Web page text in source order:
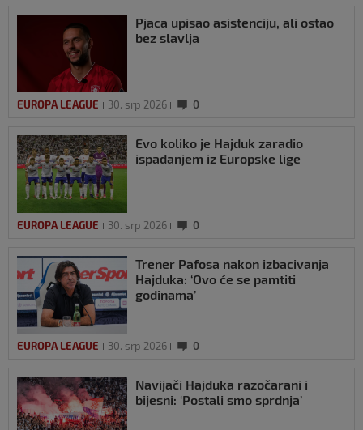
Pjaca upisao asistenciju, ali ostao
bez slavlja
EUROPA LEAGUE 30. srp 2026 0
Evo koliko je Hajduk zaradio
ispadanjem iz Europske lige
EUROPA LEAGUE 30. srp 2026 0
Trener Pafosa nakon izbacivanja
Hajduka: ‘Ovo će se pamtiti
godinama’
EUROPA LEAGUE 30. srp 2026 0
Navijači Hajduka razočarani i
bijesni: ‘Postali smo sprdnja’